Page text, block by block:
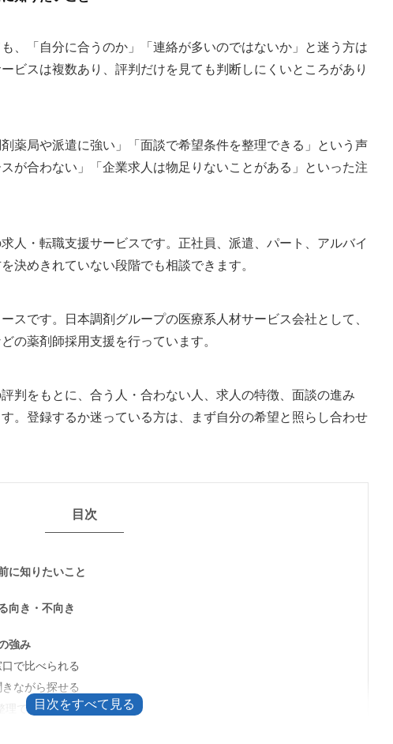
、「自分に合うのか」「連絡が多いのではないか」と迷う方は
ビスは複数あり、評判だけを見ても判断しにくいところがあり
薬局や派遣に強い」「面談で希望条件を整理できる」という声
が合わない」「企業求人は物足りないことがある」といった注
人・転職支援サービスです。正社員、派遣、パート、アルバイ
決めきれていない段階でも相談できます。
スです。日本調剤グループの医療系人材サービス会社として、
の薬剤師採用支援を行っています。
判をもとに、合う人・合わない人、求人の特徴、面談の進み
。登録するか迷っている方は、まず自分の希望と照らし合わせ
目次
に知りたいこと
向き・不向き
強み
で比べられる
ながら探せる
理できる